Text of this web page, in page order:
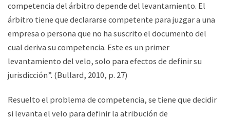
competencia del árbitro depende del levantamiento. El
árbitro tiene que declararse competente para juzgar a una
empresa o persona que no ha suscrito el documento del
cual deriva su competencia. Este es un primer
levantamiento del velo, solo para efectos de definir su
jurisdicción”. (Bullard, 2010, p. 27)
Resuelto el problema de competencia, se tiene que decidir
si levanta el velo para definir la atribución de